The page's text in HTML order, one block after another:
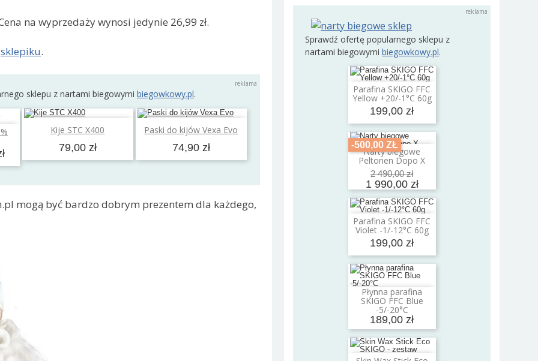
na wyprzedaży wynosi jedynie 26,99 zł.
sklepiku.
sklepu z nartami biegowymi biegowkowy.pl.
Kije STC X400
79,00 zł
Dodaj do koszyka Paski do kijów Vexa Evo
74,90 zł
Dodaj do koszyka
mogą być bardzo dobrym prezentem dla każdego,
Sprawdź ofertę popularnego sklepu z
nartami biegowymibiegowkowy.pl.
Parafina SKIGO FFC
Yellow +20/-1°C 60g
199,00 zł
Dodaj do koszyka
-500,00 ZŁ
Narty biegowe
Peltonen Dopo X
2 490,00 zł
1 990,00 zł
Dodaj do koszyka
Parafina SKIGO FFC
Violet -1/-12°C 60g
199,00 zł
Dodaj do koszyka
Płynna parafina
SKIGO FFC Blue
-5/-20°C
189,00 zł
Dodaj do koszyka